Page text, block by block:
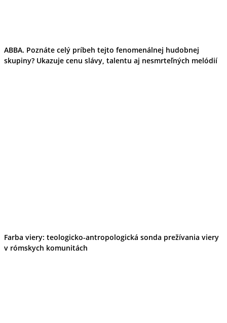
ABBA. Poznáte celý príbeh tejto fenomenálnej hudobnej
skupiny? Ukazuje cenu slávy, talentu aj nesmrteľných melódií
Farba viery: teologicko-antropologická sonda prežívania viery
v rómskych komunitách